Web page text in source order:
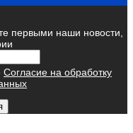
первыми наши новости,
Согласие на обработку